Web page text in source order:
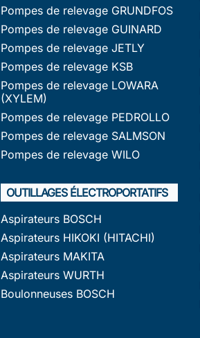
Pompes de relevage GRUNDFOS
Pompes de relevage GUINARD
Pompes de relevage JETLY
Pompes de relevage KSB
Pompes de relevage LOWARA
(XYLEM)
Pompes de relevage PEDROLLO
Pompes de relevage SALMSON
Pompes de relevage WILO
OUTILLAGES ÉLECTROPORTATIFS
Aspirateurs BOSCH
Aspirateurs HIKOKI (HITACHI)
Aspirateurs MAKITA
Aspirateurs WURTH
Boulonneuses BOSCH